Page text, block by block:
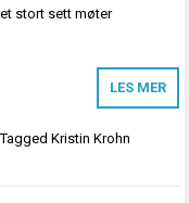
stort sett møter
LES MER
TaggedKristin Krohn